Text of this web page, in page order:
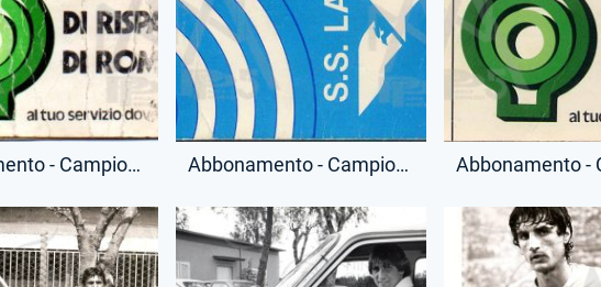
Abbonamento - Campionato Serie A - Curva - (Retro) Abbonamento - Campionato Serie A - Tribuna Tevere Numerata - (Fronte)